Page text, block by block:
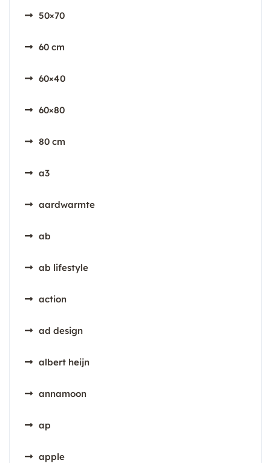
50×70
60 cm
60×40
60×80
80 cm
a3
aardwarmte
ab
ab lifestyle
action
ad design
albert heijn
annamoon
ap
apple